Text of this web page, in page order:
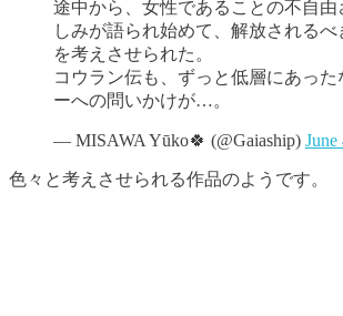
途中から、女性であることの不自由
しみが語られ始めて、解放されるべ
を考えさせられた。
コウラン伝も、ずっと低層にあっ
ーへの問いかけが…。
— MISAWA Yūko🍀 (@Gaiaship) June
色々と考えさせられる作品のようです。